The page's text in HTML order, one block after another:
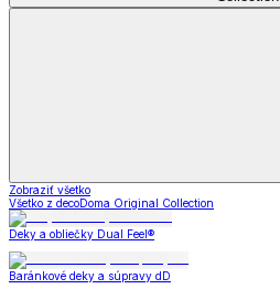
Zobraziť všetko
Všetko z decoDoma Original Collection
Deky a obliečky Dual Feel®
Baránkové deky a súpravy dD